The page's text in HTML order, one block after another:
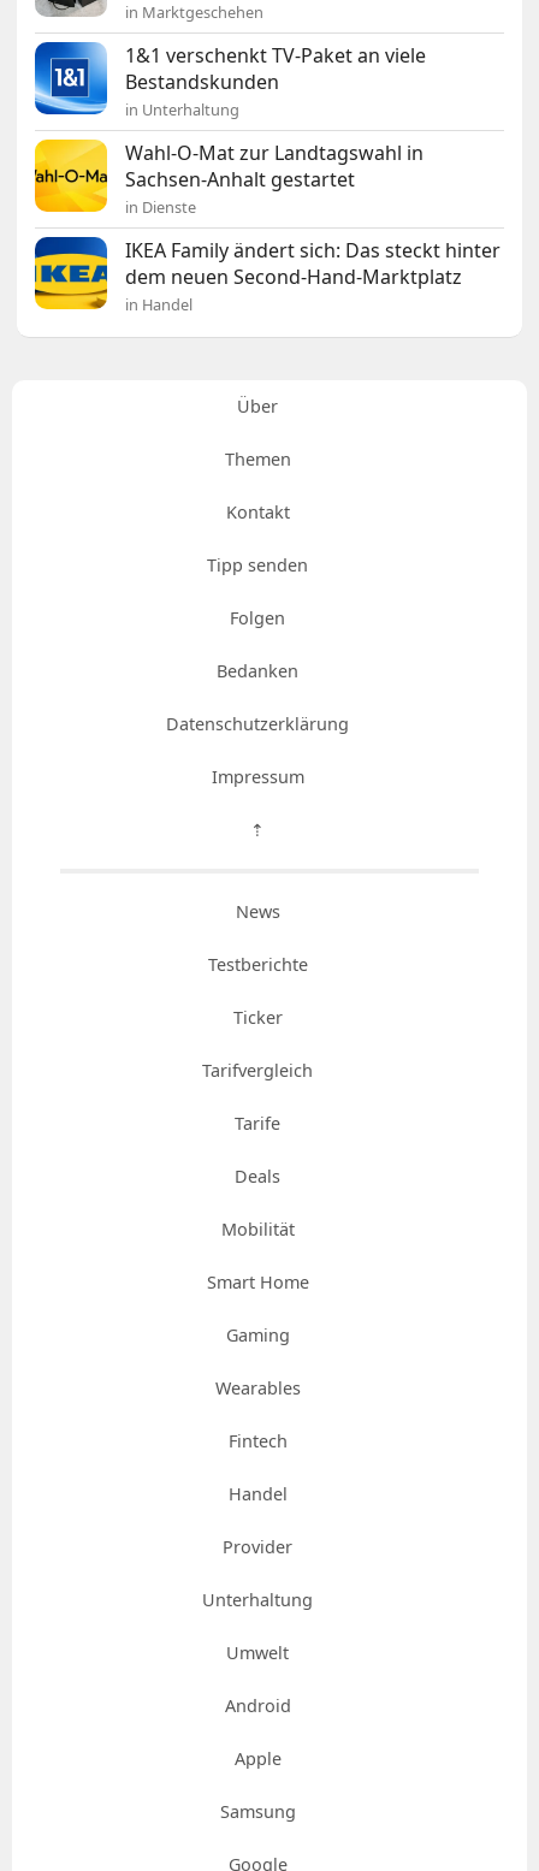
in Marktgeschehen
1&1 verschenkt TV-Paket an viele
Bestandskunden
in Unterhaltung
Wahl-O-Mat zur Landtagswahl in
Sachsen-Anhalt gestartet
in Dienste
IKEA Family ändert sich: Das steckt hinter
dem neuen Second-Hand-Marktplatz
in Handel
Über
Themen
Kontakt
Tipp senden
Folgen
Bedanken
Datenschutzerklärung
Impressum
⇡
News
Testberichte
Ticker
Tarifvergleich
Tarife
Deals
Mobilität
Smart Home
Gaming
Wearables
Fintech
Handel
Provider
Unterhaltung
Umwelt
Android
Apple
Samsung
Google